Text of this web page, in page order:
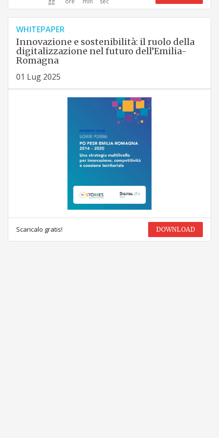
WHITEPAPER
Innovazione e sostenibilità: il ruolo della
digitalizzazione nel futuro dell’Emilia-
Romagna
01 Lug 2025
Scaricalo gratis! DOWNLOAD